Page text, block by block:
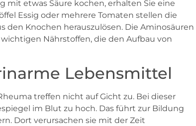
mit etwas Säure kochen, erhalten Sie eine
Essig oder mehrere Tomaten stellen die
den Knochen herauszulösen. Die Aminosäuren
Nährstoffen, die den Aufbau von
Lebensmittel
treffen nicht auf Gicht zu. Bei dieser
im Blut zu hoch. Das führt zur Bildung
Dort verursachen sie mit der Zeit